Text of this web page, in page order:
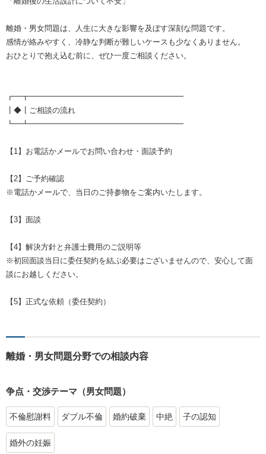
離婚・男女問題は、人生に大きな影響を及ぼす深刻な問題です。
感情が絡みやすく、冷静な判断が難しいケースも少なくありません。
おひとりで抱え込む前に、ぜひ一度ご相談ください。
┏━┳━━━━━━━━━━━━━━━━━━━━
┃◆┃ご相談の流れ
┗━┻━━━━━━━━━━━━━━━━━━━━
【1】お電話かメールでお問い合わせ・面談予約
【2】ご予約確認
※電話かメールで、当日のご持参物をご案内いたします。
【3】面談
【4】解決方針と弁護士費用のご説明等
※初回面談当日に委任契約を結ぶ必要はございませんので、安心して面
談にお越しください。
【5】正式な依頼（委任契約）
離婚・男女問題分野での相談内容
争点・交渉テーマ（男女問題）
不倫慰謝料 ダブル不倫 婚約破棄 中絶 子の認知
婚外の妊娠